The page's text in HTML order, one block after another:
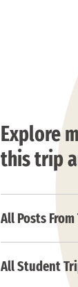
Explore
this trip
All Posts
All Student